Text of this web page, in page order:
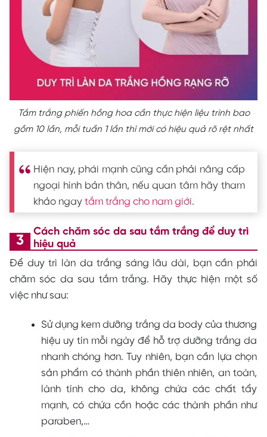
Tắm trắng phiến hồng hoa cần thực hiện liệu trình bao
gồm 10 lần, mỗi tuần 1 lần thì mới có hiệu quả rõ rệt nhất
Hiện nay, phái mạnh cũng cần phải nâng cấp
ngoại hình bản thân, nếu quan tâm hãy tham
khảo ngay tắm trắng cho nam giới.
Cách chăm sóc da sau tắm trắng để duy trì
hiệu quả
Để duy trì làn da trắng sáng lâu dài, bạn cần phải
chăm sóc da sau tắm trắng. Hãy thực hiện một số
việc như sau:
Sử dụng kem dưỡng trắng da body của thương
hiệu uy tín mỗi ngày để hỗ trợ dưỡng trắng da
nhanh chóng hơn. Tuy nhiên, bạn cần lựa chọn
sản phẩm có thành phần thiên nhiên, an toàn,
lành tính cho da, không chứa các chất tẩy
mạnh, có chứa cồn hoặc các thành phần như
paraben,…